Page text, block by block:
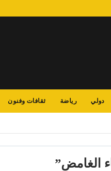
دولي رياضة ثقافات وفنون
الغامض”